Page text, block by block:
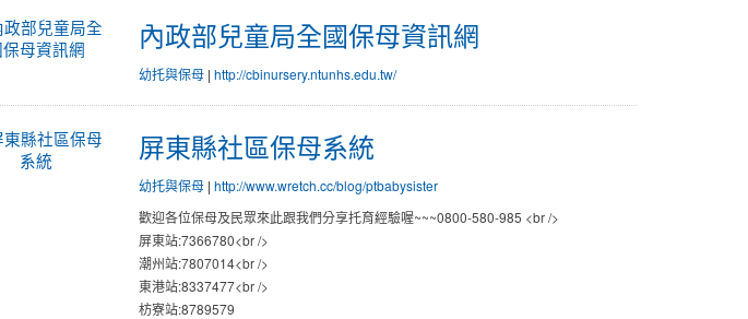
內政部兒童局全國保母資訊網
幼托與保母| http://cbinursery.ntunhs.edu.tw/
屏東縣社區保母系統
幼托與保母| http://www.wretch.cc/blog/ptbabysister
歡迎各位保母及民眾來此跟我們分享托育經驗喔~~~0800-580-985 <br />
屏東站:7366780<br />
潮州站:7807014<br />
東港站:8337477<br />
枋寮站:8789579